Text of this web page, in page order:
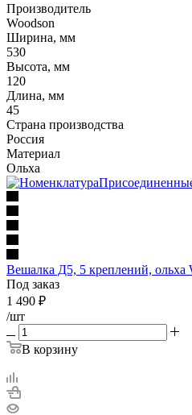
Производитель
Woodson
Ширина, мм
530
Высота, мм
120
Длина, мм
45
Страна производства
Россия
Материал
Ольха
Вешалка Д5, 5 креплений, ольха
Под заказ
1 490 ₽
/шт
В корзину